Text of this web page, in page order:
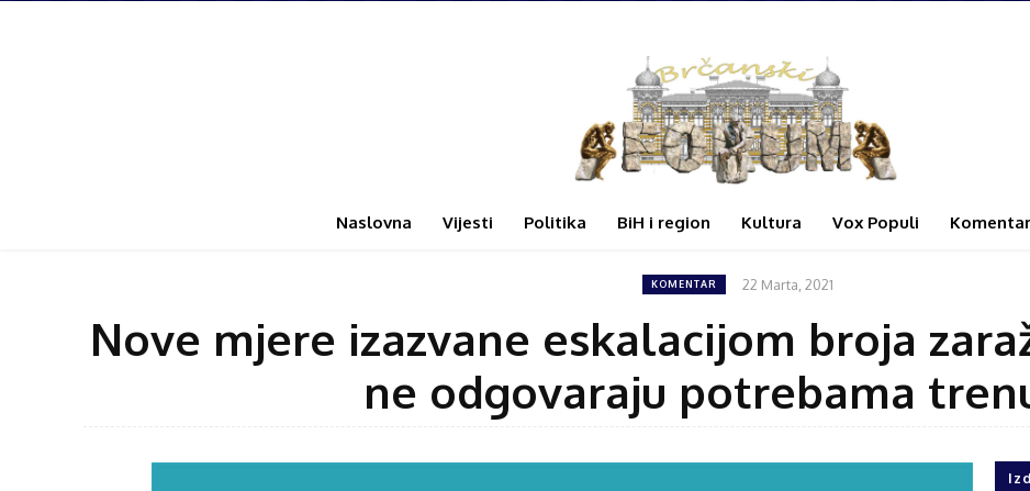
Naslovna Vijesti Politika BiH i region Kultura Vox Populi Komentar
KOMENTAR 22 Marta, 2021
Nove mjere izazvane eskalacijom broja
ne odgovaraju potrebama